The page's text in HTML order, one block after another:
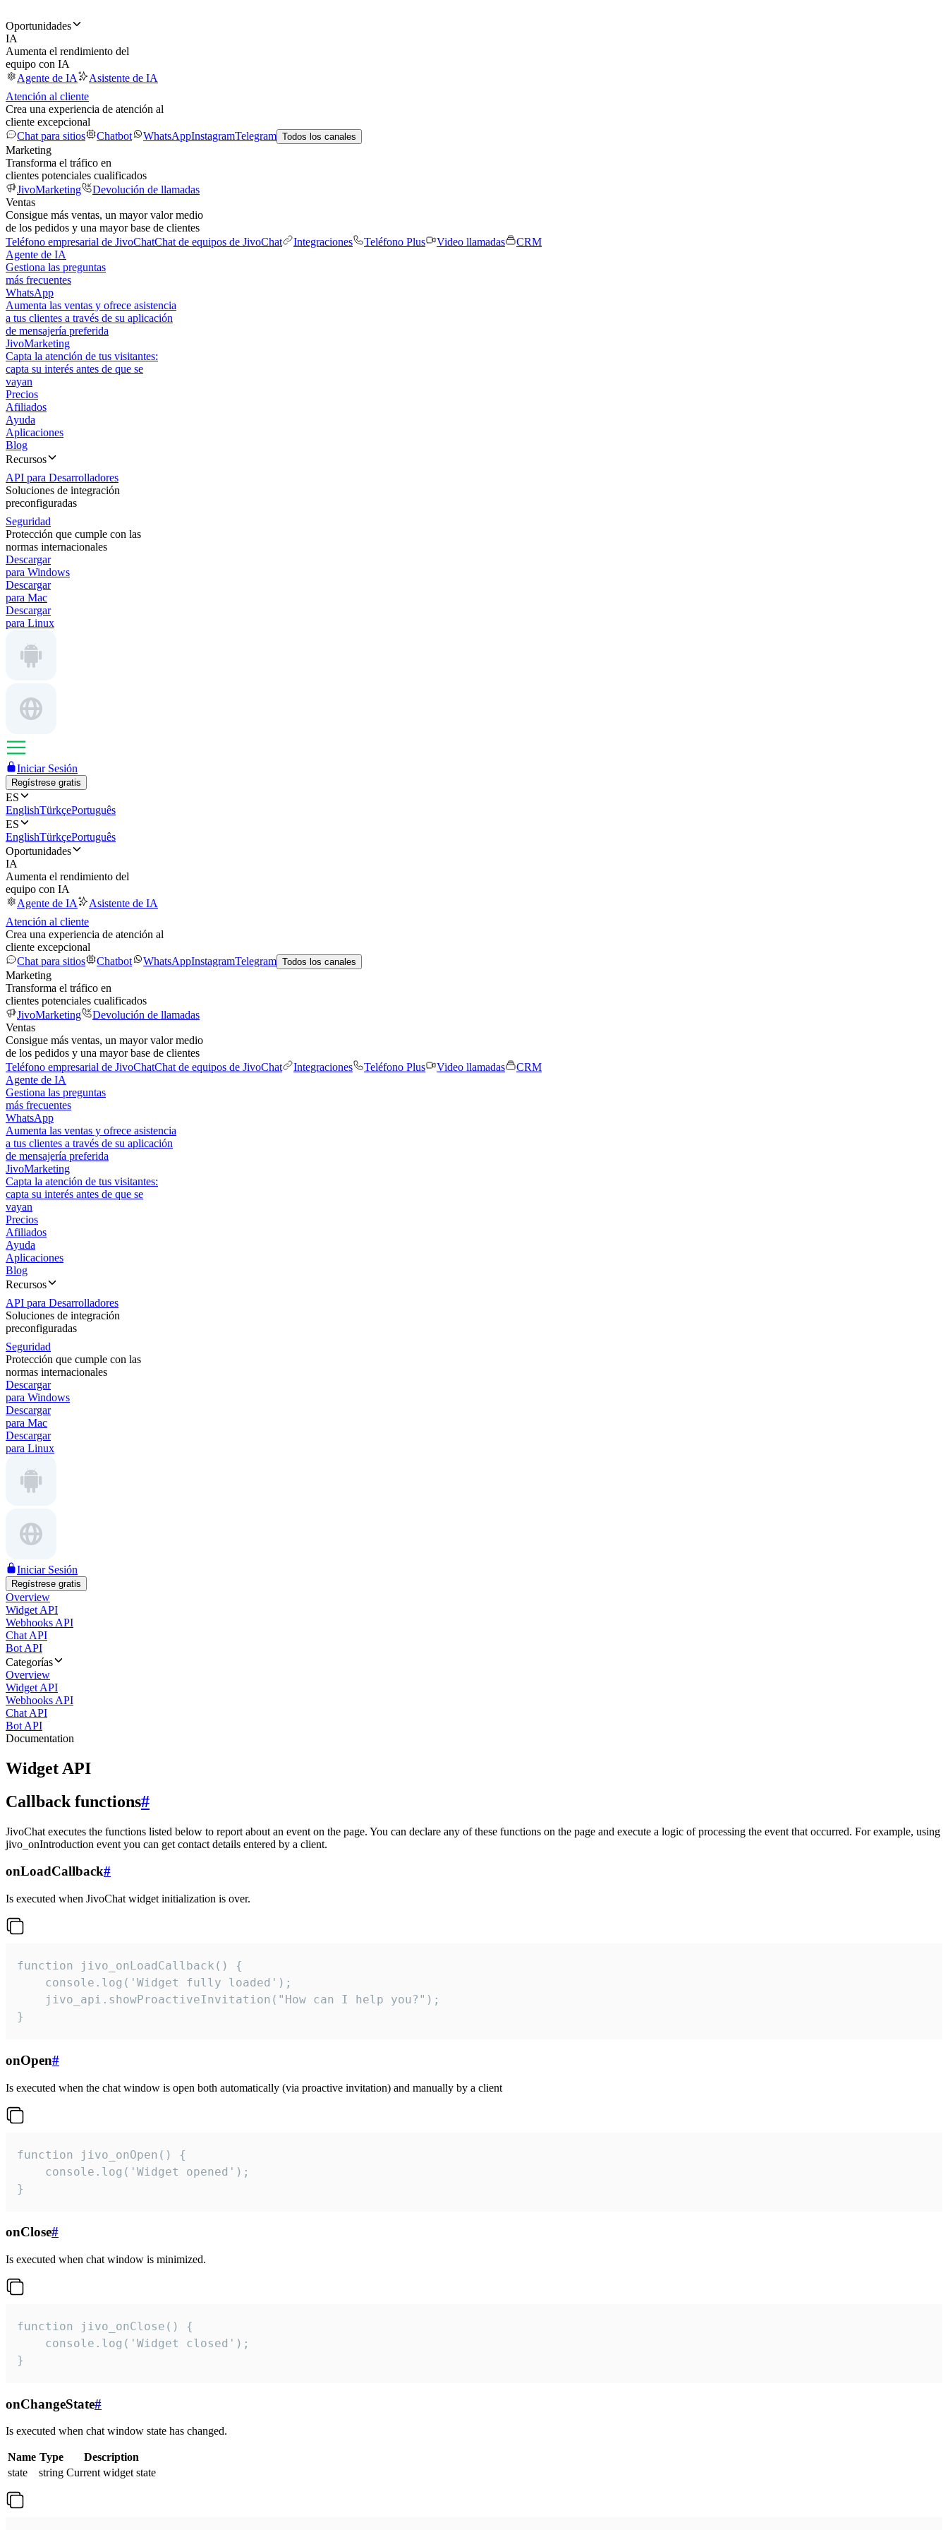
Oportunidades
IA
Aumenta el rendimiento del
equipo con IA
Agente de IA
Asistente de IA
Atención al cliente
Crea una experiencia de atención al
cliente excepcional
Chat para sitios
Chatbot WhatsAppInstagramTelegram Todos los canales
Marketing
Transforma el tráfico en
clientes potenciales cualificados
JivoMarketing
Devolución de llamadas
Ventas
Consigue más ventas, un mayor valor medio
de los pedidos y una mayor base de clientes
Teléfono empresarial de JivoChatChat de equipos de JivoChat Integraciones Teléfono Plus Video llamadas
CRM
Agente de IA
Gestiona las preguntas
más frecuentes
WhatsApp
Aumenta las ventas y ofrece asistencia
a tus clientes a través de su aplicación
de mensajería preferida
JivoMarketing
Capta la atención de tus visitantes:
capta su interés antes de que se
vayan
Precios
Afiliados
Ayuda
Aplicaciones
Blog
Recursos
API para Desarrolladores
Soluciones de integración
preconfiguradas
Seguridad
Protección que cumple con las
normas internacionales
Descargar
para Windows
Descargar
para Mac
Descargar
para Linux
Iniciar Sesión
Regístrese gratis
ES
EnglishTürkçePortuguês
ES
EnglishTürkçePortuguês
Oportunidades
IA
Aumenta el rendimiento del
equipo con IA
Agente de IA
Asistente de IA
Atención al cliente
Crea una experiencia de atención al
cliente excepcional
Chat para sitios
Chatbot WhatsAppInstagramTelegram Todos los canales
Marketing
Transforma el tráfico en
clientes potenciales cualificados
JivoMarketing
Devolución de llamadas
Ventas
Consigue más ventas, un mayor valor medio
de los pedidos y una mayor base de clientes
Teléfono empresarial de JivoChatChat de equipos de JivoChat Integraciones Teléfono Plus Video llamadas
CRM
Agente de IA
Gestiona las preguntas
más frecuentes
WhatsApp
Aumenta las ventas y ofrece asistencia
a tus clientes a través de su aplicación
de mensajería preferida
JivoMarketing
Capta la atención de tus visitantes:
capta su interés antes de que se
vayan
Precios
Afiliados
Ayuda
Aplicaciones
Blog
Recursos
API para Desarrolladores
Soluciones de integración
preconfiguradas
Seguridad
Protección que cumple con las
normas internacionales
Descargar
para Windows
Descargar
para Mac
Descargar
para Linux
Iniciar Sesión
Regístrese gratis
Overview
Widget API
Webhooks API
Chat API
Bot API
Categorías
Overview
Widget API
Webhooks API
Chat API
Bot API
Documentation
Widget API
Callback functions#
JivoChat executes the functions listed below to report about an event on the page. You can declare any of these functions on the page and execute a logic of processing the event that occurred. For example, using
jivo_onIntroduction event you can get contact details entered by a client.
onLoadCallback#
Is executed when JivoChat widget initialization is over.
function jivo_onLoadCallback() {
    console.log('Widget fully loaded');
    jivo_api.showProactiveInvitation("How can I help you?");
}
onOpen#
Is executed when the chat window is open both automatically (via proactive invitation) and manually by a client
function jivo_onOpen() {
    console.log('Widget opened');
}
onClose#
Is executed when chat window is minimized.
function jivo_onClose() {
    console.log('Widget closed');
}
onChangeState#
Is executed when chat window state has changed.
Name Type
Description
state
string Current widget state